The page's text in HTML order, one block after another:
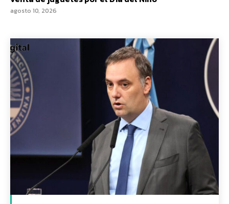
agosto 10, 2026